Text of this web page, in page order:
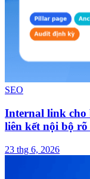
SEO
Internal link cho
liên kết nội bộ
23 thg 6, 2026